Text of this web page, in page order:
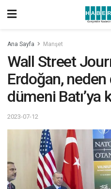
Ana Sayfa Manşet
Wall Street
Erdoğan, neden
dümeni Batı’ya
2023-07-12